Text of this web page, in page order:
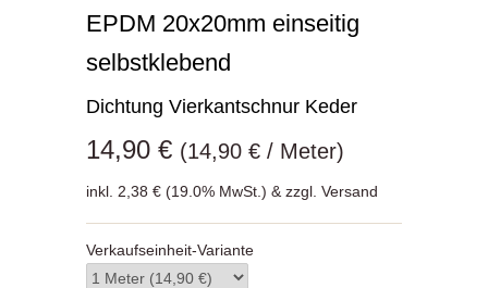
EPDM 20x20mm einseitig
selbstklebend
Dichtung Vierkantschnur Keder
14,90 € (14,90 € / Meter)
inkl. 2,38 € (19.0% MwSt.) & zzgl. Versand
Verkaufseinheit-Variante